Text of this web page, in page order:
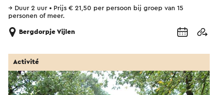
→ Duur 2 uur • Prijs € 21,50 per persoon bij groep van 15
personen of meer.
Bergdorpje Vijlen
Activité